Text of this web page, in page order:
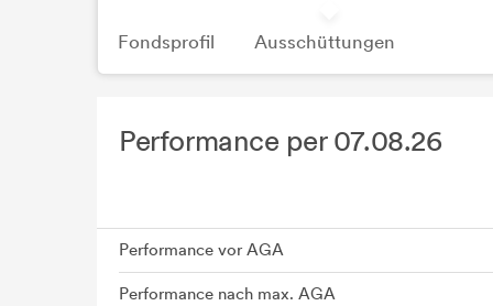
Fondsprofil Ausschüttungen
Performance per 07.08.26
Performance vor AGA
Performance nach max. AGA